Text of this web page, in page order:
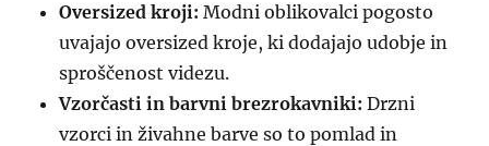
Oversized kroji: Modni oblikovalci pogosto
uvajajo oversized kroje, ki dodajajo udobje in
sproščenost videzu.
Vzorčasti in barvni brezrokavniki: Drzni
vzorci in živahne barve so to pomlad in